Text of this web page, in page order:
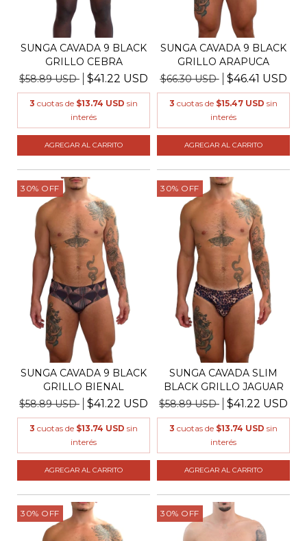
SUNGA CAVADA 9 BLACK
GRILLO CEBRA
$58.89 USD
$41.22 USD
3 cuotas de $13.74 USD sin
interés
AGREGAR AL CARRITO
SUNGA CAVADA 9 BLACK
GRILLO ARAPUCA
$66.30 USD
$46.41 USD
3 cuotas de $15.47 USD sin
interés
AGREGAR AL CARRITO
30% OFF
SUNGA CAVADA 9 BLACK
GRILLO BIENAL
$58.89 USD
$41.22 USD
3 cuotas de $13.74 USD sin
interés
AGREGAR AL CARRITO
30% OFF
SUNGA CAVADA SLIM
BLACK GRILLO JAGUAR
$58.89 USD
$41.22 USD
3 cuotas de $13.74 USD sin
interés
AGREGAR AL CARRITO
30% OFF 30% OFF